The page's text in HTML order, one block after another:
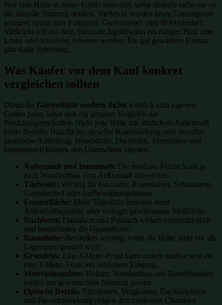
Wer eine Hütte in dieser Größe auswählt, sollte deshalb nicht nur an
die aktuelle Nutzung denken. Vielleicht werden heute Gartengeräte
gelagert, später aber Fahrräder, Gartenmöbel oder Hobbybedarf.
Vielleicht soll aus dem Stauraum irgendwann ein ruhiger Platz zum
Lesen oder kreativen Arbeiten werden. Ein gut gewähltes Format
gibt dafür Spielraum.
Was Käufer vor dem Kauf konkret
vergleichen sollten
Damit die Gartenhütte modern 4x3m wirklich zum eigenen
Garten passt, lohnt sich ein genauer Vergleich der
Produkteigenschaften. Nicht jede Hütte mit ähnlichem Außenmaß
bietet dieselbe Nutzfläche, dieselbe Raumwirkung oder dieselbe
praktische Aufteilung. Wandstärke, Dachform, Türposition und
Fensteranteil können den Unterschied machen.
Außenmaß und Innenmaß: Die nutzbare Fläche kann je
nach Wandaufbau vom Außenmaß abweichen.
Türbreite: Wichtig für Fahrräder, Rasenmäher, Schubkarre,
Gartenmöbel oder Aufbewahrungsboxen.
Fensterfläche: Mehr Tageslicht bedeutet mehr
Aufenthaltsqualität, aber weniger geschlossene Stellfläche.
Dachform: Flachdach und Pultdach wirken unterschiedlich
und beeinflussen die Gesamthöhe.
Raumhöhe: Besonders wichtig, wenn die Hütte nicht nur als
Lagerraum genutzt wird.
Grundriss: Eine 4-Meter-Front kann anders nutzbar sein als
eine 3-Meter-Front mit seitlichem Eingang.
Materialangaben: Holzart, Wandaufbau und Bauteilstärken
sollten zur gewünschten Nutzung passen.
Optische Details: Türrahmen, Verglasung, Dachabschluss
und Fassadenwirkung prägen den modernen Charakter.